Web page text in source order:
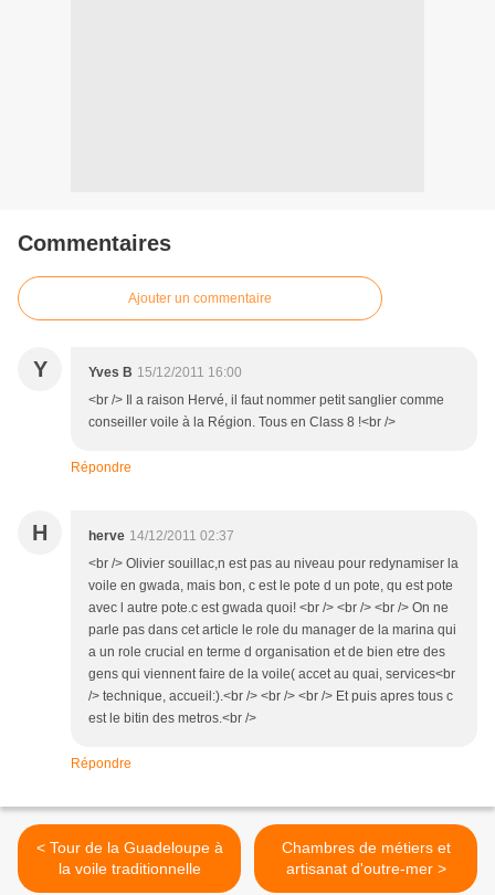
Commentaires
Ajouter un commentaire
Y Yves B 15/12/2011 16:00
<br /> Il a raison Hervé, il faut nommer petit sanglier comme
conseiller voile à la Région. Tous en Class 8 !<br />
Répondre
H herve 14/12/2011 02:37
<br /> Olivier souillac,n est pas au niveau pour redynamiser la
voile en gwada, mais bon, c est le pote d un pote, qu est pote
avec l autre pote.c est gwada quoi! <br /> <br /> <br /> On ne
parle pas dans cet article le role du manager de la marina qui
a un role crucial en terme d organisation et de bien etre des
gens qui viennent faire de la voile( accet au quai, services<br
/> technique, accueil:).<br /> <br /> <br /> Et puis apres tous c
est le bitin des metros.<br />
Répondre
< Tour de la Guadeloupe à
la voile traditionnelle
Chambres de métiers et
artisanat d'outre-mer >